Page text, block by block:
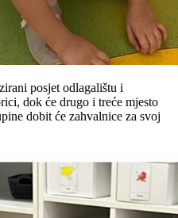
posjet odlagalištu i
dok će drugo i treće mjesto
dobit će zahvalnice za svoj